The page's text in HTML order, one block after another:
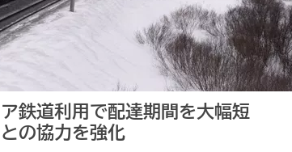
鉄道利用で配達期間を大幅短
の協力を強化